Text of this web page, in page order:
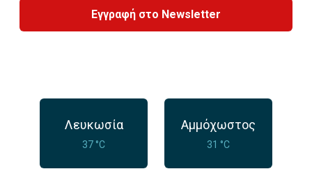
Εγγραφή στο Newsletter
Λευκωσία
37 °C
Αμμόχωστος
31 °C